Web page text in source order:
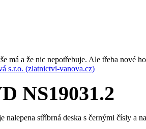
má a že nic nepotřebuje. Ale třeba
s.r.o. (zlatnictvi-vanova.cz)
NS19031.2
stříbrná deska s černými čísly a